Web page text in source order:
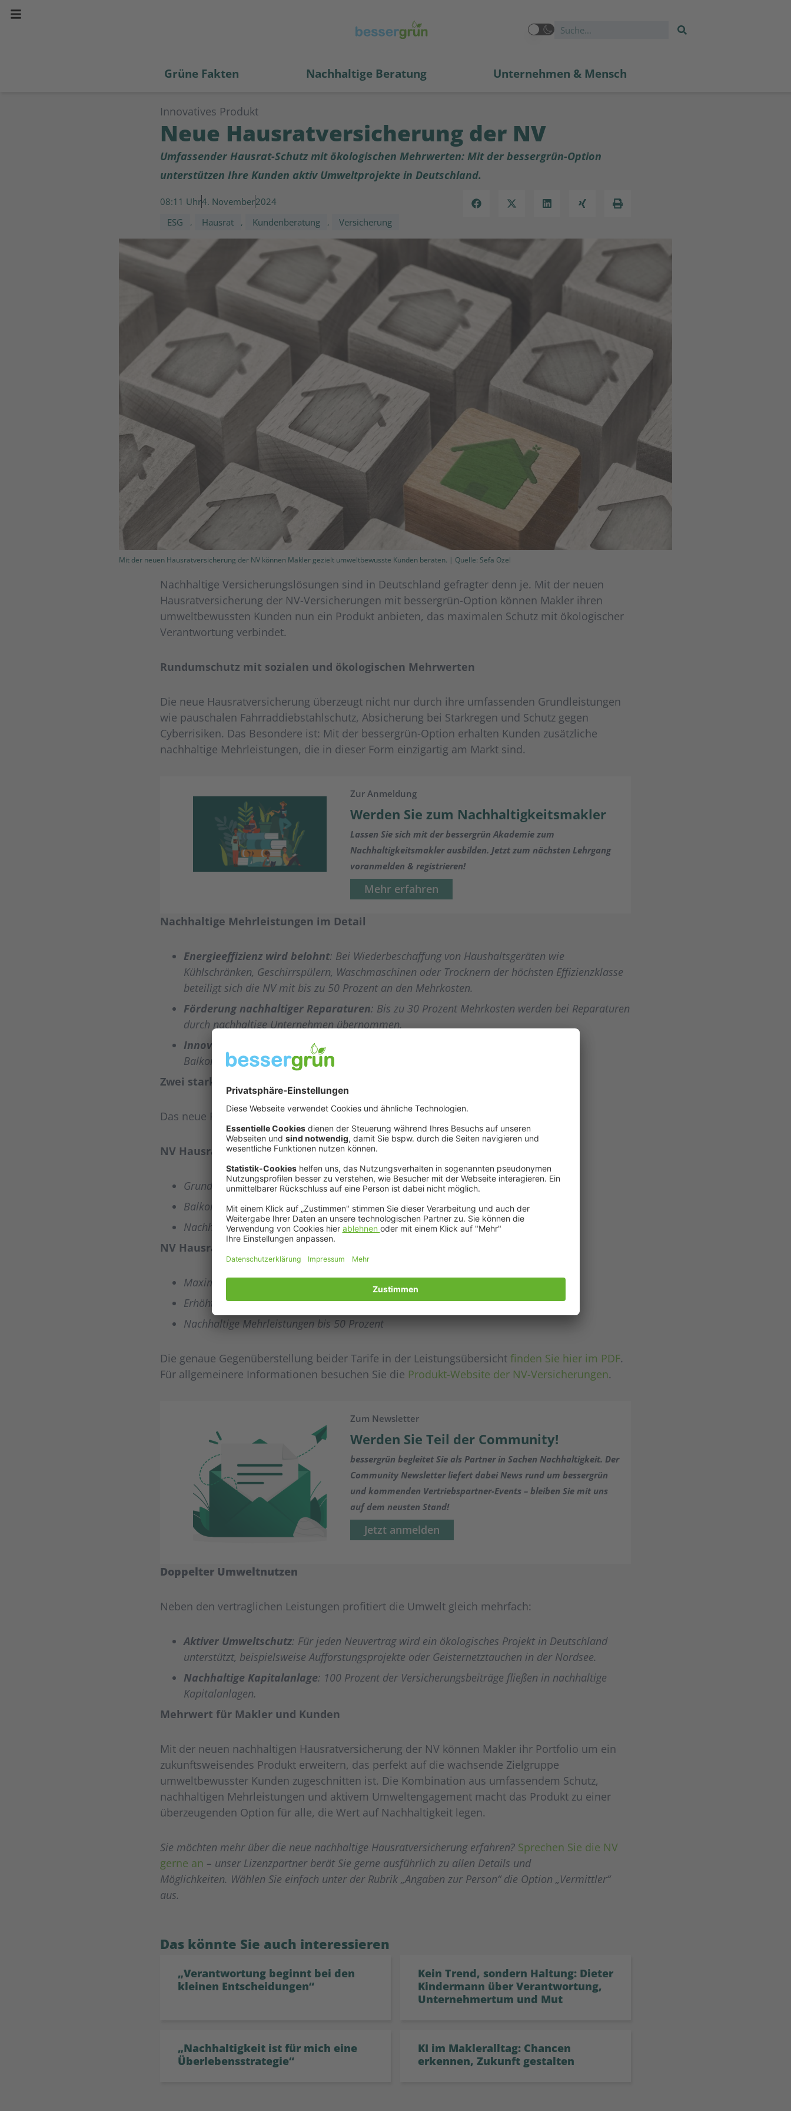
Grüne Fakten Nachhaltige Beratung Unternehmen & Mensch
Innovatives Produkt
Neue Hausratversicherung der NV
Umfassender Hausrat-Schutz mit ökologischen Mehrwerten: Mit der bessergrün-Option
unterstützen Ihre Kunden aktiv Umweltprojekte in Deutschland.
08:11 4. November2024
ESG
, Hausrat , Kundenberatung , Versicherung
Mit der neuen Hausratversicherung der NV können Makler gezielt umweltbewusste Kunden beraten. | Quelle: Sefa Ozel
Nachhaltige Versicherungslösungen sind in Deutschland gefragter denn je. Mit der neuen
Hausratversicherung der NV-Versicherungen mit bessergrün-Option können Makler ihren
umweltbewussten Kunden nun ein Produkt anbieten, das maximalen Schutz mit ökologischer
Verantwortung verbindet.
Rundumschutz mit sozialen und ökologischen Mehrwerten
Die neue Hausratversicherung überzeugt nicht nur durch ihre umfassenden Grundleistungen
wie pauschalen Fahrraddiebstahlschutz, Absicherung bei Starkregen und Schutz gegen
Cyberrisiken. Das Besondere ist: Mit der bessergrün-Option erhalten Kunden zusätzliche
nachhaltige Mehrleistungen, die in dieser Form einzigartig am Markt sind.
Zur Anmeldung
Werden Sie zum Nachhaltigkeitsmakler
Lassen Sie sich mit der bessergrün Akademie zum
Nachhaltigkeitsmakler ausbilden. Jetzt zum nächsten Lehrgang
voranmelden & registrieren!
Mehr erfahren
Nachhaltige Mehrleistungen im Detail
Energieeffizienz wird belohnt: Bei Wiederbeschaffung von Haushaltsgeräten wie
Kühlschränken, Geschirrspülern, Waschmaschinen oder Trocknern der höchsten Effizienzklasse
beteiligt sich die NV mit bis zu 50 Prozent an den Mehrkosten.
Förderung nachhaltiger Reparaturen: Bis zu 30 Prozent Mehrkosten werden bei Reparaturen
durch nachhaltige Unternehmen übernommen.
Innovative Absicherung
: Besonderer Schutz für zukunftsweisende Technologien wie
Balkonkraftwerke (bis 5.000 Euro) und Wallboxen.
Zwei starke Tarife für individuelle Bedürfnisse
Das neue Produkt ist in zwei Varianten erhältlich:
NV Hausratmax 7.0 bessergrün(ab 5,34 Euro)
Grundlegender nachhaltiger Schutz
Balkonkraftwerke und Wallboxen bis 2.500 Euro
Nachhaltige Mehrleistungen bis 25 Prozent
NV HausratPremium 7.0 bessergrün
Maximaler nachhaltiger Schutz
Erhöhte Leistungen für Balkonkraftwerke und Wallboxen bis 5.000 Euro
Nachhaltige Mehrleistungen bis 50 Prozent
Die genaue Gegenüberstellung beider Tarife in der Leistungsübersicht finden Sie hier im PDF.
Für allgemeinere Informationen besuchen Sie die Produkt-Website der NV-Versicherungen.
Zum Newsletter
Werden Sie Teil der Community!
bessergrün begleitet Sie als Partner in Sachen Nachhaltigkeit. Der
Community Newsletter liefert dabei News rund um bessergrün
und kommenden Vertriebspartner-Events – bleiben Sie mit uns
auf dem neusten Stand!
Jetzt anmelden
Doppelter Umweltnutzen
Neben den vertraglichen Leistungen profitiert die Umwelt gleich mehrfach:
Aktiver Umweltschutz: Für jeden Neuvertrag wird ein ökologisches Projekt in Deutschland
unterstützt, beispielsweise Aufforstungsprojekte oder Geisternetztauchen in der Nordsee.
Nachhaltige Kapitalanlage: 100 Prozent der Versicherungsbeiträge fließen in nachhaltige
Kapitalanlagen.
Mehrwert für Makler und Kunden
Mit der neuen nachhaltigen Hausratversicherung der NV können Makler ihr Portfolio um ein
zukunftsweisendes Produkt erweitern, das perfekt auf die wachsende Zielgruppe
umweltbewusster Kunden zugeschnitten ist. Die Kombination aus umfassendem Schutz,
nachhaltigen Mehrleistungen und aktivem Umweltengagement macht das Produkt zu einer
überzeugenden Option für alle, die Wert auf Nachhaltigkeit legen.
Sie möchten mehr über die neue nachhaltige Hausratversicherung erfahren? Sprechen Sie die NV
gerne an – unser Lizenzpartner berät Sie gerne ausführlich zu allen Details und
Möglichkeiten. Wählen Sie einfach unter der Rubrik „Angaben zur Person“ die Option „Vermittler“
aus.
Das könnte Sie auch interessieren
„Verantwortung beginnt bei den
kleinen Entscheidungen“
Kein Trend, sondern Haltung: Dieter
Kindermann über Verantwortung,
Unternehmertum und Mut
„Nachhaltigkeit ist für mich eine
Überlebensstrategie“
KI im Makleralltag: Chancen
erkennen, Zukunft gestalten